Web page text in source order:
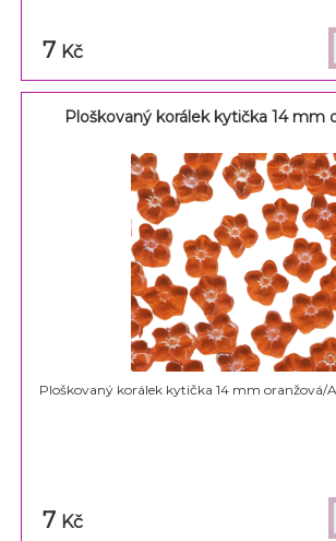
7 Kč
Ploškovaný korálek kytička 14 mm
Ploškovaný korálek kytička 14 mm oranžová/
7 Kč